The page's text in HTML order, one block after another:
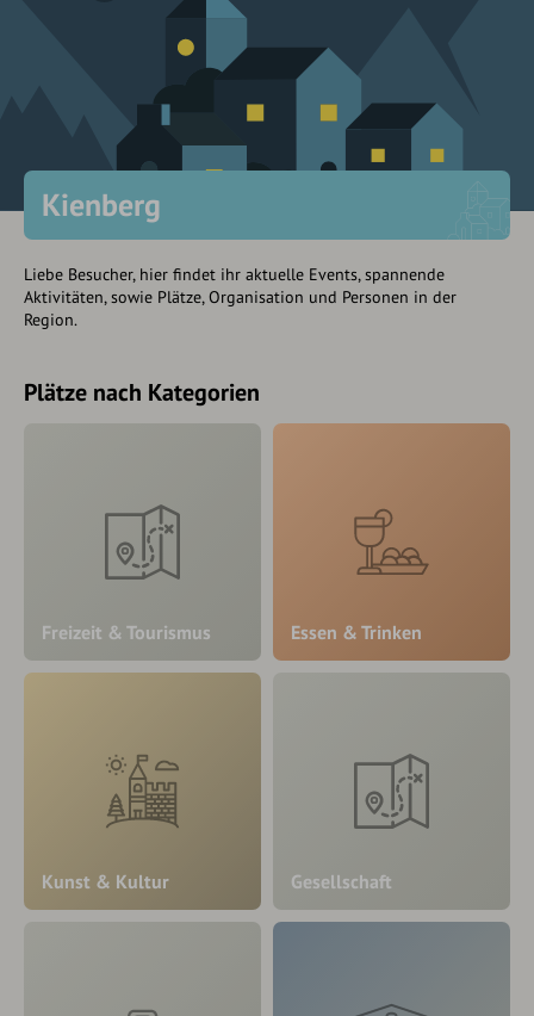
Kienberg
Liebe Besucher, hier findet ihr aktuelle Events, spannende
Aktivitäten, sowie Plätze, Organisation und Personen in der
Region.
Plätze nach Kategorien
Freizeit & Tourismus Essen & Trinken
Kunst & Kultur Gesellschaft